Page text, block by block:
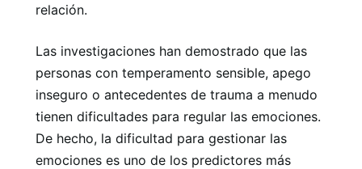
relación.
Las investigaciones han demostrado que las
personas con temperamento sensible, apego
inseguro o antecedentes de trauma a menudo
tienen dificultades para regular las emociones.
De hecho, la dificultad para gestionar las
emociones es uno de los predictores más